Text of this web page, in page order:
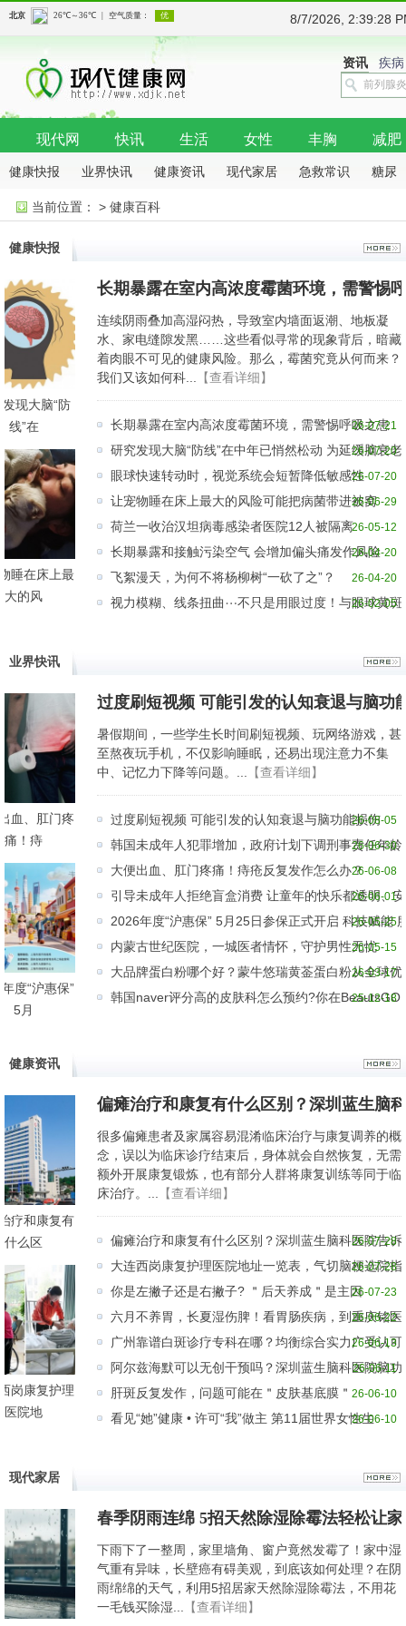
8/7/2026, 2:39:29
资讯 疾病
现代网 快讯 生活 女性 丰胸 减肥
健康快报 业界快讯 健康资讯 现代家居 急救常识 糖尿
抗癌 骨科
当前位置： > 健康百科
健康快报
现大脑“防
线”在
睡在床上最
大的风
长期暴露在室内高浓度霉菌环境，需警惕
连续阴雨叠加高湿闷热，导致室内墙面返潮、地板凝
水、家电缝隙发黑……这些看似寻常的现象背后，暗藏
着肉眼不可见的健康风险。那么，霉菌究竟从何而来？
我们又该如何科...
【查看详细】
长期暴露在室内高浓度霉菌环境，需警惕呼吸之患
26-07-21
研究发现大脑“防线”在中年已悄然松动 为延缓脑衰老
26-07-20
眼球快速转动时，视觉系统会短暂降低敏感性26-07-20
让宠物睡在床上最大的风险可能把病菌带进被窝
26-06-29
荷兰一收治汉坦病毒感染者医院12人被隔离26-05-12
长期暴露和接触污染空气 会增加偏头痛发作风险
26-04-20
飞絮漫天，为何不将杨柳树“一砍了之”？ 26-04-20
视力模糊、线条扭曲⋯不只是用眼过度！与眼球黄斑
26-02-05
业界快讯
血、肛门疼
痛！痔
度“沪惠保”
5月
过度刷短视频 可能引发的认知衰退与脑功
暑假期间，一些学生长时间刷短视频、玩网络游戏，甚
至熬夜玩手机，不仅影响睡眠，还易出现注意力不集
中、记忆力下降等问题。...
【查看详细】
过度刷短视频 可能引发的认知衰退与脑功能损伤
26-08-05
韩国未成年人犯罪增加，政府计划下调刑事责任年龄
26-06-30
大便出血、肛门疼痛！痔疮反复发作怎么办？26-06-08
引导未成年人拒绝盲盒消费 让童年的快乐都透明、
26-06-01
2026年度“沪惠保” 5月25日参保正式开启 科技赋能
26-05-25
内蒙古世纪医院，一城医者情怀，守护男性无忧
26-05-15
大品牌蛋白粉哪个好？蒙牛悠瑞黄菳蛋白粉从全球优
26-03-17
韩国naver评分高的皮肤科怎么预约?你在BeautsGO
25-12-18
健康资讯
疗和康复有
什么区
岗康复护理
医院地
偏瘫治疗和康复有什么区别？深圳蓝生脑
很多偏瘫患者及家属容易混淆临床治疗与康复调养的概
念，误以为临床诊疗结束后，身体就会自然恢复，无需
额外开展康复锻炼，也有部分人群将康复训练等同于临
床治疗。...
【查看详细】
偏瘫治疗和康复有什么区别？深圳蓝生脑科医院告诉
26-07-28
大连西岗康复护理医院地址一览表，气切脑梗选院指
26-07-28
你是左撇子还是右撇子? ＂后天养成＂是主因26-07-23
六月不养胃，长夏湿伤脾！看胃肠疾病，到重庆铭医
26-06-22
广州靠谱白斑诊疗专科在哪？均衡综合实力广受认可
26-06-13
阿尔兹海默可以无创干预吗？深圳蓝生脑科医院脑功
26-06-11
肝斑反复发作，问题可能在＂皮肤基底膜＂ 26-06-10
看见“她”健康 • 许可“我”做主 第11届世界女性生26-06-10
现代家居
春季阴雨连绵 5招天然除湿除霉法轻松让
下雨下了一整周，家里墙角、窗户竟然发霉了！家中湿
气重有异味，长壁癌有碍美观，到底该如何处理？在阴
雨绵绵的天气，利用5招居家天然除湿除霉法，不用花
一毛钱买除湿...
【查看详细】